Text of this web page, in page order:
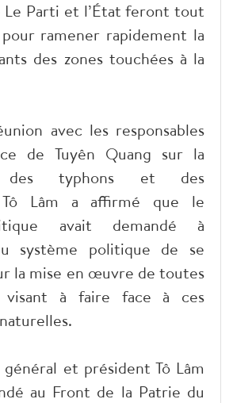
Le Parti et l’État feront tout
ramener rapidement la
des zones touchées à la
avec les responsables
de Tuyên Quang sur la
des typhons et des
Tô Lâm a affirmé que le
avait demandé à
système politique de se
la mise en œuvre de toutes
visant à faire face à ces
et président Tô Lâm
au Front de la Patrie du